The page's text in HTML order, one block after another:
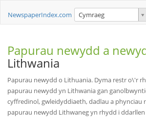
NewspaperIndex.com Cymraeg
Papurau newydd a
Lithwania
Papurau newydd o Lithuania. Dyma restr o\'r
papurau newydd yn Lithwania gan
cyffredinol, gwleidyddiaeth, dadlau a phynciau
papurau newydd Lithwaneg yn rhydd i ddarllen